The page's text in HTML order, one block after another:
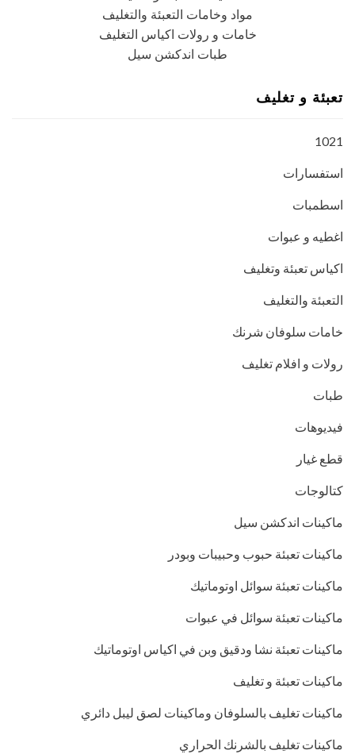
مواد وخامات التعبئة والتغليف
خامات و رولات اكياس التغليف
طبات اندكشن سيل
تعبئة و تغليف
1021
استفسارات
اسطمبات
اغطيه و عبوات
اكياس تعبئة وتغليف
التعبئة والتغليف
خامات سلوفان شرنك
رولات و افلام تغليف
طبات
فيديوهات
قطع غيار
كتالوجات
ماكينات اندكشن سيل
ماكينات تعبئة حبوب وحبيبات وبودر
ماكينات تعبئة سوائل اوتوماتيك
ماكينات تعبئة سوائل في عبوات
ماكينات تعبئة نشا ودقيق وبن في اكياس اوتوماتيك
ماكينات تعبئة و تغليف
ماكينات تغليف بالسلوفان وماكينات لصق ليبل دائري
ماكينات تغليف بالشرنك الحراري